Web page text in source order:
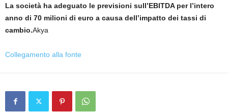
La società ha adeguato le previsioni sull’EBITDA per l’intero
anno di 70 milioni di euro a causa dell’impatto dei tassi di
cambio.Akya
Collegamento alla fonte